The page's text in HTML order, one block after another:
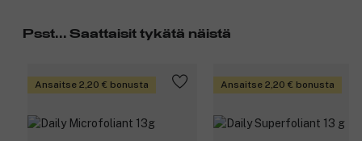
Psst... Saattaisit tykätä näistä
Ansaitse 2,20 € bonusta Ansaitse 2,20 € bonusta